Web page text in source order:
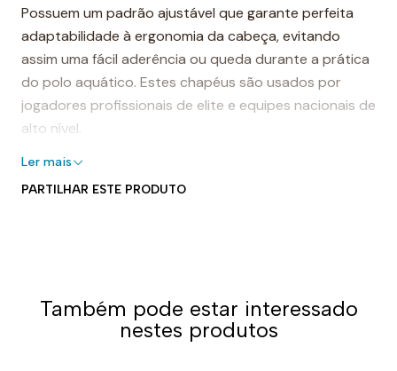
Possuem um padrão ajustável que garante perfeita
adaptabilidade à ergonomia da cabeça, evitando
assim uma fácil aderência ou queda durante a prática
do polo aquático. Estes chapéus são usados por
jogadores profissionais de elite e equipes nacionais de
alto nível.
Touca de polo aquático turbo
uso.
Ler mais
PARTILHAR ESTE PRODUTO
Também pode estar interessado
nestes produtos